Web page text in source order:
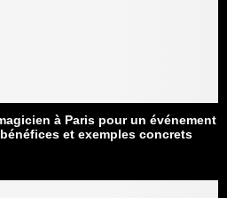
à Paris pour un événement
et exemples concrets